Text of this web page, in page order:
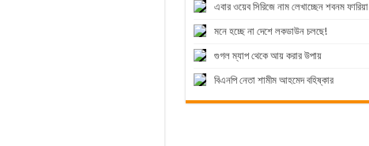
এবার ওয়েব সিরিজে নাম লেখাচ্ছেন শবনম ফারিয়া
মনে হচ্ছে না দেশে লকডাউন চলছে!
গুগল ম্যাপ থেকে আয় করার উপায়
বিএনপি নেতা শামীম আহমেদ বহিষ্কার